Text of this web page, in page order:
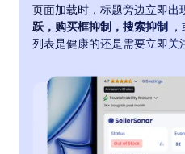
页面加载时，标题旁边立即出
跃，购买框抑制，搜索抑制
列表是健康的还是需要立即关